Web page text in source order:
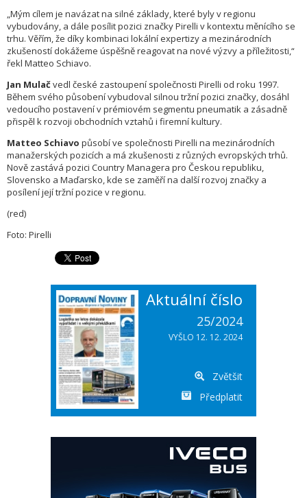
„Mým cílem je navázat na silné základy, které byly v regionu
vybudovány, a dále posílit pozici značky Pirelli v kontextu měnícího se
trhu. Věřím, že díky kombinaci lokální expertizy a mezinárodních
zkušeností dokážeme úspěšně reagovat na nové výzvy a příležitosti,“
řekl Matteo Schiavo.
Jan Mulačvedl české zastoupení společnosti Pirelli od roku 1997.
Během svého působení vybudoval silnou tržní pozici značky, dosáhl
vedoucího postavení v prémiovém segmentu pneumatik a zásadně
přispěl k rozvoji obchodních vztahů i firemní kultury.
Matteo Schiavo působí ve společnosti Pirelli na mezinárodních
manažerských pozicích a má zkušenosti z různých evropských trhů.
Nově zastává pozici Country Managera pro Českou republiku,
Slovensko a Maďarsko, kde se zaměří na další rozvoj značky a
posílení její tržní pozice v regionu.
(red)
Foto: Pirelli
Aktuální číslo
25/2024
VYŠLO 12. 12. 2024
Zvětšit
Předplatit